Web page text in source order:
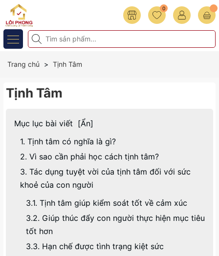
0
Trang chủ Tịnh Tâm
Tịnh Tâm
Mục lục bài viết [Ẩn]
1. Tịnh tâm có nghĩa là gì?
2. Vì sao cần phải học cách tịnh tâm?
3. Tác dụng tuyệt vời của tịnh tâm đối với sức
khoẻ của con người
3.1. Tịnh tâm giúp kiểm soát tốt về cảm xúc
3.2. Giúp thúc đẩy con người thực hiện mục tiêu
tốt hơn
3.3. Hạn chế được tình trạng kiệt sức